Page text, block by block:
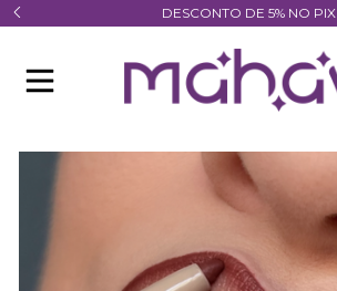
DESCONTO DE 5% NO PIX